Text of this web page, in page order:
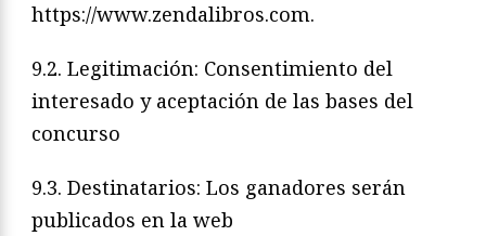
https://www.zendalibros.com.
9.2. Legitimación: Consentimiento del
interesado y aceptación de las bases del
concurso
9.3. Destinatarios: Los ganadores serán
publicados en la web